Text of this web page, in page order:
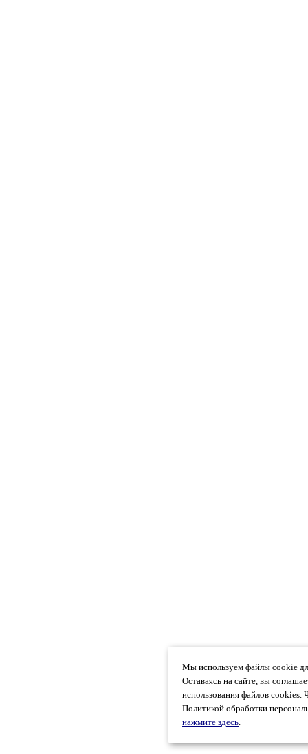
Мы используем файлы cookie
Оставаясь на сайте, вы
использования файлов cookies.
Политикой обработки
нажмите здесь.